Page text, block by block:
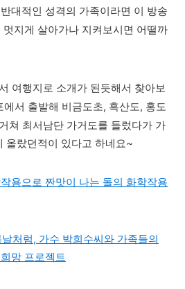
대적인 성격의 가족이라면 이 방송
지게 살아가나 지켜보시면 어떨까
여행지로 소개가 된듯해서 찾아보
에서 출발해 비금도초, 흑산도, 홍도
쳐 최서남단 가거도를 들렀다가 가
올랐던적이 있다고 하네요~
용으로 짠맛이 나는 돌의 화학작용
처럼, 가수 박희수씨와 가족들의
망 프로젝트